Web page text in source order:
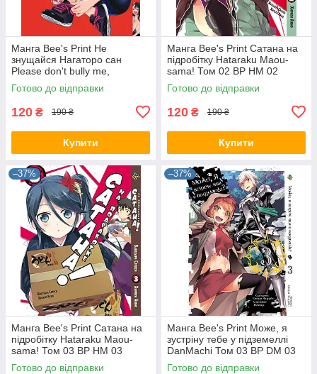
Манга Bee's Print Не
знущайся Нагаторо сан
Please don't bully me,
Nagatoro Том 04 BP PDB 04
Готово до відправки
120 ₴ 190 ₴
Купити
Манга Bee's Print Сатана на
підробітку Hataraku Maou-
sama! Том 02 ВР HM 02
Готово до відправки
120 ₴ 190 ₴
Купити
–37%
Манга Bee's Print Сатана на
підробітку Hataraku Maou-
sama! Том 03 ВР HM 03
Готово до відправки
–37%
Манга Bee's Print Може, я
зустріну тебе у підземеллі
DanMachi Том 03 BP DM 03
Готово до відправки